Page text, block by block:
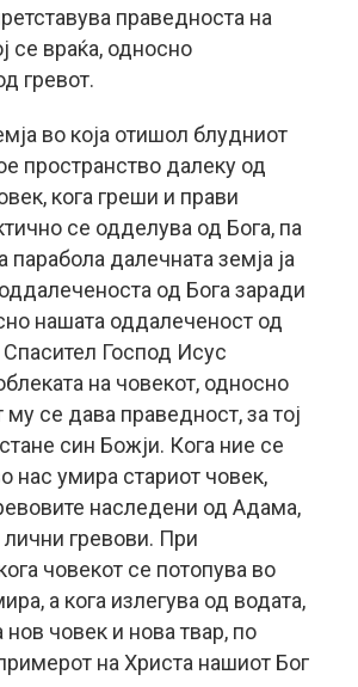
праведноста на
се враќа, односно
гревот.
во која отишол блудниот
пространство далеку од
кога греши и прави
се одделува од Бога, па
парабола далечната земја ја
од Бога заради
нашата оддалеченост од
Господ Исус
на човекот, односно
му се дава праведност, за тој
син Божји. Кога ние се
нас умира стариот човек,
наследени од Адама,
лични гревови. При
човекот се потопува во
а кога излегува од водата,
нов човек и нова твар, по
на Христа нашиот Бог